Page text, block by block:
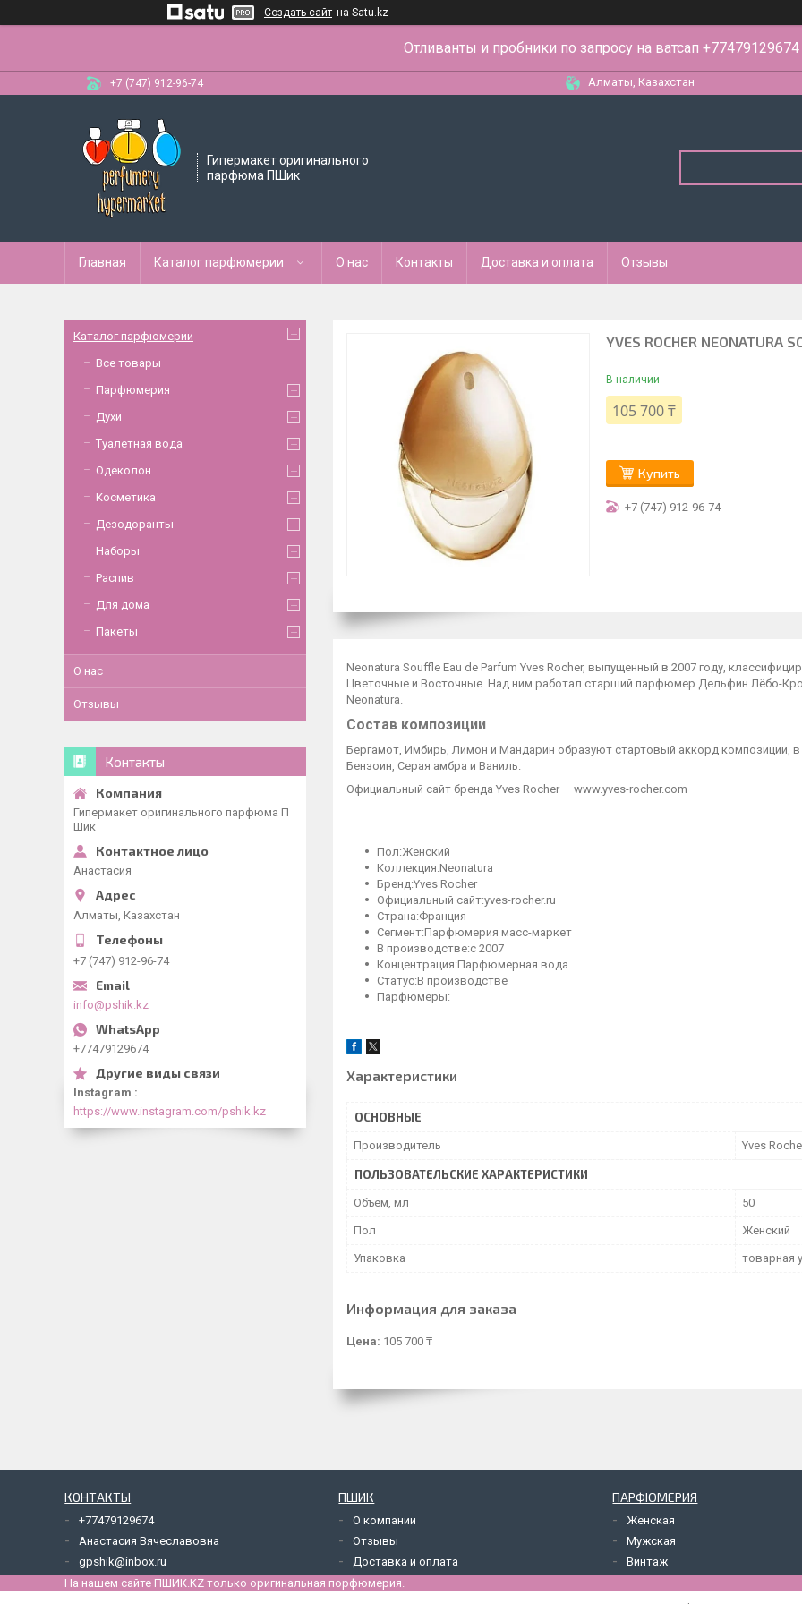
Создать сайт на Satu.kz
Отливанты и пробники по запросу на ватсап +77479129674
+7 (747) 912-96-74 Алматы, Казахстан
Гипермакет оригинального
парфюма ПШик
Главная Каталог парфюмерии О нас Контакты Доставка и оплата Отзывы
YVES ROCHER
В наличии
105 700 ₸
Купить
+7 (747) 912-96-74
Neonatura Souffle Eau de Parfum Yves Rocher, выпущенный в 2007 году,
Цветочные и Восточные. Над ним работал старший парфюмер Дельфин Лёбо-
Neonatura.
Состав композиции
Бергамот, Имбирь, Лимон и Мандарин образуют стартовый аккорд композиции,
Бензоин, Серая амбра и Ваниль.
Официальный сайт бренда Yves Rocher — www.yves-rocher.com
Пол:Женский
Коллекция:Neonatura
Бренд:Yves Rocher
Официальный сайт:yves-rocher.ru
Страна:Франция
Сегмент:Парфюмерия масс-маркет
В производстве:с 2007
Концентрация:Парфюмерная вода
Статус:В производстве
Парфюмеры:
Характеристики
ОСНОВНЫЕ
Производитель Yves
ПОЛЬЗОВАТЕЛЬСКИЕ ХАРАКТЕРИСТИКИ
Объем, мл 50
Пол Женский
Упаковка товарная
Информация для заказа
Цена: 105 700 ₸
Каталог парфюмерии
Все товары
Парфюмерия
Духи
Туалетная вода
Одеколон
Косметика
Дезодоранты
Наборы
Распив
Для дома
Пакеты
О нас
Отзывы
Контакты
Гипермакет оригинального парфюма П
Шик
Анастасия
Алматы, Казахстан
+7 (747) 912-96-74
info@pshik.kz
+77479129674
Instagram
https://www.instagram.com/pshik.kz
КОНТАКТЫ
+77479129674
Анастасия Вячеславовна
gpshik@inbox.ru
ПШИК
О компании
Отзывы
Доставка и оплата
ПАРФЮМЕРИЯ
Женская
Мужская
Винтаж
На нашем сайте ПШИК.KZ только оригинальная порфюмерия.